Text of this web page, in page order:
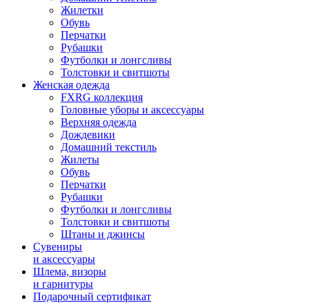
Жилетки
Обувь
Перчатки
Рубашки
Футболки и лонгсливы
Толстовки и свитшоты
Женская одежда
FXRG коллекция
Головные уборы и аксессуары
Верхняя одежда
Дождевики
Домашний текстиль
Жилеты
Обувь
Перчатки
Рубашки
Футболки и лонгсливы
Толстовки и свитшоты
Штаны и джинсы
Сувениры
и аксессуары
Шлема, визоры
и гарнитуры
Подарочный сертификат